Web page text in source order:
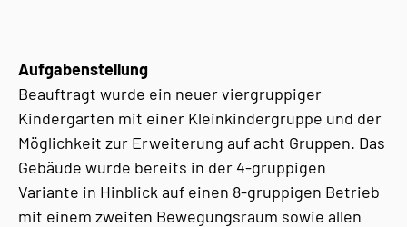
Aufgabenstellung
Beauftragt wurde ein neuer viergruppiger
Kindergarten mit einer Kleinkindergruppe und der
Möglichkeit zur Erweiterung auf acht Gruppen. Das
Gebäude wurde bereits in der 4-gruppigen
Variante in Hinblick auf einen 8-gruppigen Betrieb
mit einem zweiten Bewegungsraum sowie allen